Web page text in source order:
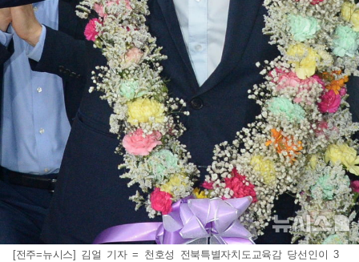
[전주=뉴시스] 김얼 기자 = 천호성 전북특별자치도교육감 당선인이 3